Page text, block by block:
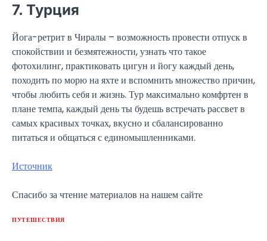
7. Турция
Йога-ретрит в Чиралы – возможность провести отпуск в
спокойствии и безмятежности, узнать что такое
фотохилинг, практиковать цигун и йогу каждый день,
походить по морю на яхте и вспомнить множество причин,
чтобы любить себя и жизнь. Тур максимально комфртен в
плане темпа, каждый день ты будешь встречать рассвет в
самых красивых точках, вкусно и сбалансированно
питаться и общаться с единомышленниками.
Источник
Спасибо за чтение материалов на нашем сайте
ПУТЕШЕСТВИЯ